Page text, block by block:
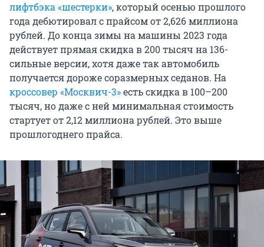
лифтбэка «шестерки», который осенью прошлого
года дебютировал с прайсом от 2,626 миллиона
рублей. До конца зимы на машины 2023 года
действует прямая скидка в 200 тысяч на 136-
сильные версии, хотя даже так автомобиль
получается дороже соразмерных седанов. На
кроссовер «Москвич-3»есть скидка в 100–200
тысяч, но даже с ней минимальная стоимость
стартует от 2,12 миллиона рублей. Это выше
прошлогоднего прайса.